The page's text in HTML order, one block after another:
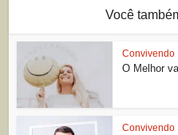
Você
Convivendo
O Melhor
Convivendo